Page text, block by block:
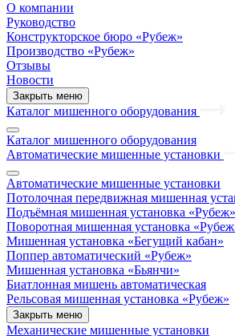
О компании
Руководство
Конструкторское бюро «Рубеж»
Производство «Рубеж»
Отзывы
Новости
Закрыть меню
Каталог мишенного оборудования
Каталог мишенного оборудования
Автоматические мишенные установки
Автоматические мишенные установки
Потолочная передвижная мишенная
Подъёмная мишенная установка «Рубеж»
Поворотная мишенная установка
Мишенная установка «Бегущий кабан»
Поппер автоматический «Рубеж»
Мишенная установка «Бьянчи»
Биатлонная мишень автоматическая
Рельсовая мишенная установка «Рубеж»
Закрыть меню
Механические мишенные установки